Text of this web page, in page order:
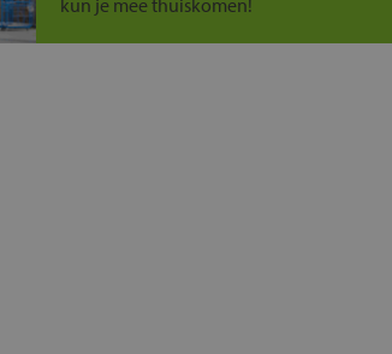
kun je mee thuiskomen!